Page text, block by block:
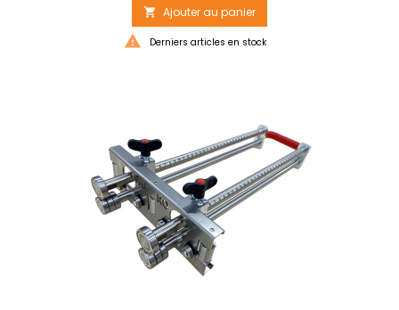
 Ajouter au panier
 Derniers articles en stock